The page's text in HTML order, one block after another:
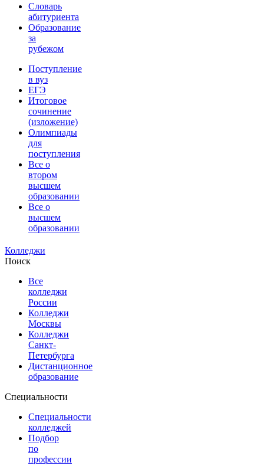
Словарь
абитуриента
Образование
за
рубежом
Поступление
в вуз
ЕГЭ
Итоговое
сочинение
(изложение)
Олимпиады
для
поступления
Все о
втором
высшем
образовании
Все о
высшем
образовании
Колледжи
Поиск
Все
колледжи
России
Колледжи
Москвы
Колледжи
Санкт-
Петербурга
Дистанционное
образование
Специальности
Специальности
колледжей
Подбор
по
профессии